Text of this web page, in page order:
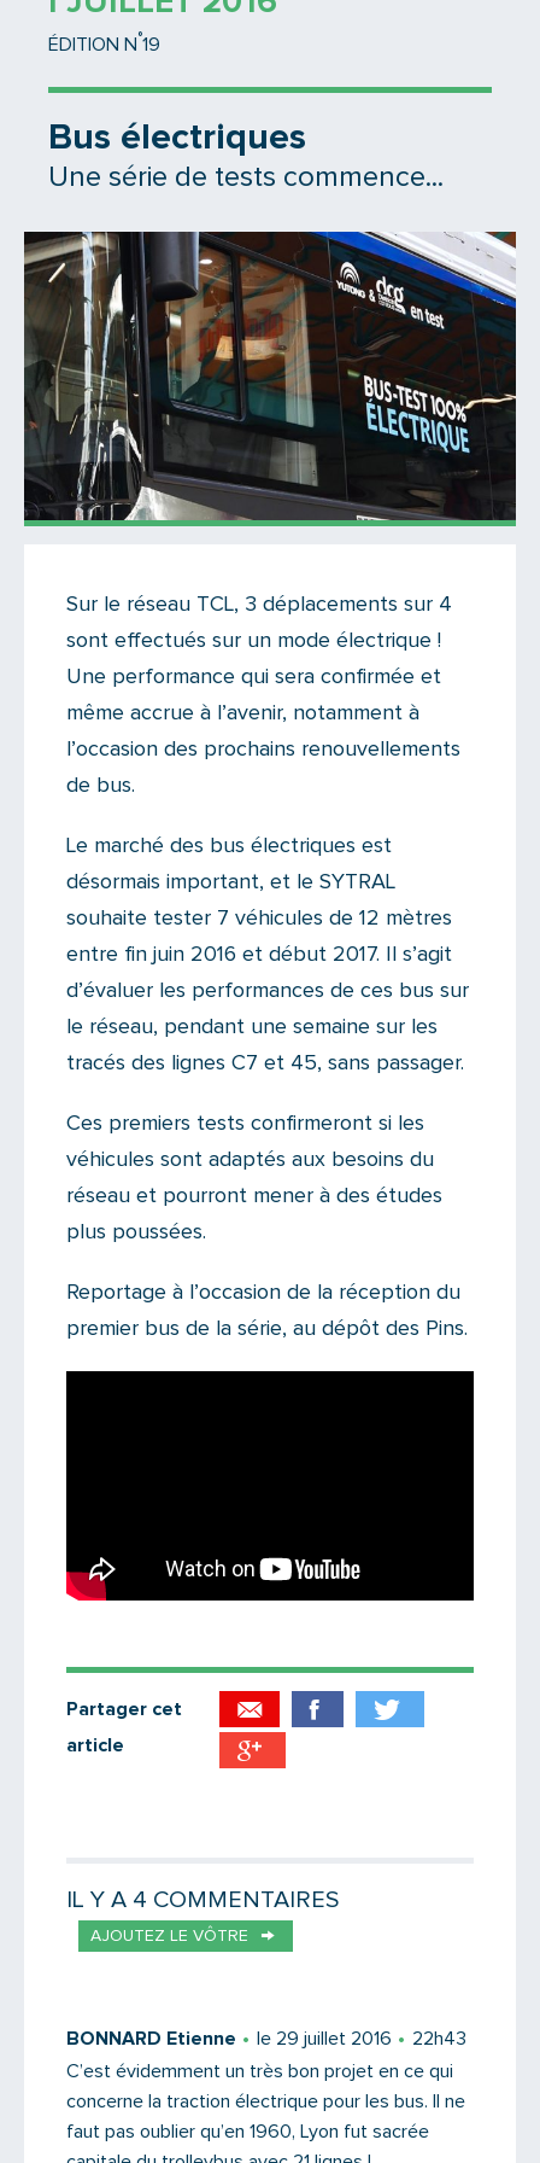
ÉDITION N °19
Bus électriques
Une série de tests commence...
Il y a 4 commentaires sur cet article
Ajoutez le vôtre
Sur le réseau TCL, 3 déplacements sur 4
sont effectués sur un mode électrique !
Une performance qui sera confirmée et
même accrue à l’avenir, notamment à
l’occasion des prochains renouvellements
de bus.
Le marché des bus électriques est
désormais important, et le SYTRAL
souhaite tester 7 véhicules de 12 mètres
entre fin juin 2016 et début 2017. Il s’agit
d’évaluer les performances de ces bus sur
le réseau, pendant une semaine sur les
tracés des lignes C7 et 45, sans passager.
Ces premiers tests confirmeront si les
véhicules sont adaptés aux besoins du
réseau et pourront mener à des études
plus poussées.
Reportage à l’occasion de la réception du
premier bus de la série, au dépôt des Pins.
Partager cet
article
Message
IL Y A 4 COMMENTAIRES
AJOUTEZ LE VÔTRE
BONNARD Etienne le 29 juillet 2016
22h43
C’est évidemment un très bon projet en ce qui
concerne la traction électrique pour les bus. Il ne
faut pas oublier qu’en 1960, Lyon fut sacrée